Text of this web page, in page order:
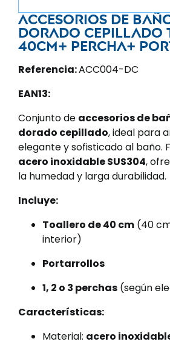
Accesorios de
dorado cepillado
40cm+ Percha+
Referencia:ACC004-DC
EAN13:
Conjunto de accesorios de
dorado cepillado, ideal para
elegante y sofisticado al baño.
acero inoxidable SUS304,
la humedad y larga durabilidad.
Incluye:
Toallero de 40 cm (40
interior)
Portarrollos
1, 2 o 3 perchas (según
Características:
Material: acero